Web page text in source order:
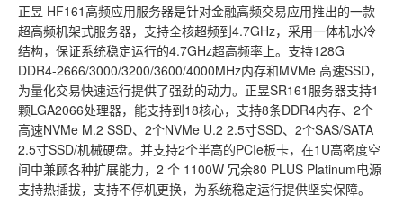
正昱 HF161高频应用服务器是针对金融高频交易应用推出的一款
超高频机架式服务器，支持全核超频到4.7GHz，采用一体机水冷
结构，保证系统稳定运行的4.7GHz超高频率上。支持128G
DDR4-2666/3000/3200/3600/4000MHz内存和MVMe 高速SSD，
为量化交易快速运行提供了强劲的动力。正昱SR161服务器支持1
颗LGA2066处理器，能支持到18核心，支持8条DDR4内存、2个
高速NVMe M.2 SSD、2个NVMe U.2 2.5寸SSD、2个SAS/SATA
2.5寸SSD/机械硬盘。并支持2个半高的PCIe板卡，在1U高密度空
间中兼顾各种扩展能力，2 个 1100W 冗余80 PLUS Platinum电源
支持热插拔，支持不停机更换，为系统稳定运行提供坚实保障。